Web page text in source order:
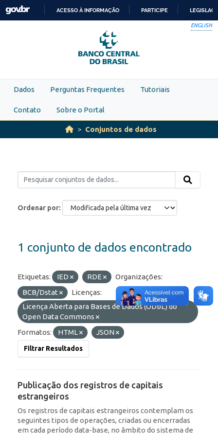
Skip to main content
PARA
O
CONTEÚDO
ACESSO À INFORMAÇÃO PARTICIPE
ENGLISH
Dados Perguntas Frequentes Tutoriais
Contato Sobre o Portal
Conjuntos de dados
Ordenar por
1 conjunto de dados encontrado
Etiquetas: IED RDE
Organizações:
BCB/Dstat
Licenças:
Licença Aberta para Bases de Dados (ODbL) do
Open Data Commons
Formatos:
HTML JSON
Filtrar Resultados
Publicação dos registros de capitais
estrangeiros
Os registros de capitais estrangeiros contemplam os
seguintes tipos de operações, criadas ou encerradas
em cada período data-base, no âmbito do sistema de